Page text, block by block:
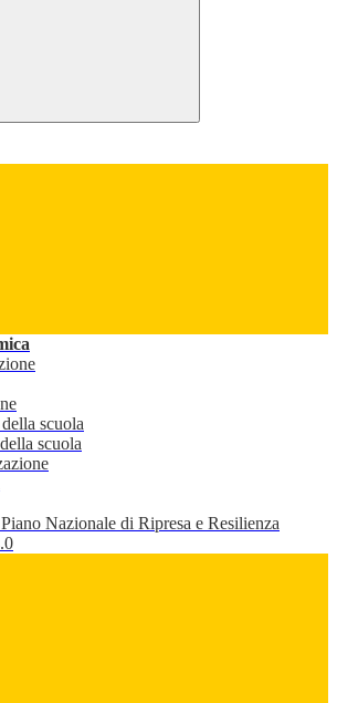
scuola
scuola
Nazionale di Ripresa e Resilienza